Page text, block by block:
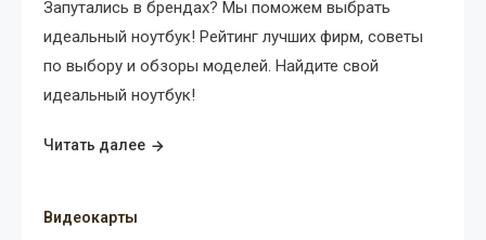
Запутались в брендах? Мы поможем выбрать
идеальный ноутбук! Рейтинг лучших фирм, советы
по выбору и обзоры моделей. Найдите свой
идеальный ноутбук!
Читать далее
Видеокарты